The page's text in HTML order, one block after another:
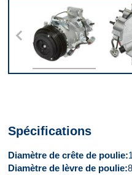
Spécifications
Diamètre de crête de poulie
Diamètre de lèvre de poulie